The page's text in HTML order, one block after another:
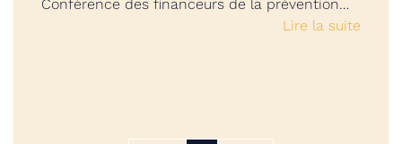
Conférence des financeurs de la prévention…
Lire la suite